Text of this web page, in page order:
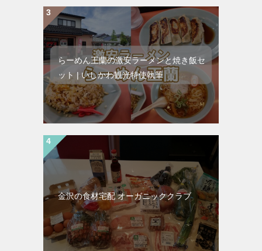
らーめん王蘭の激安ラーメンと焼き飯セ
ット | いしかわ観光特使執筆
金沢の食材宅配 オーガニッククラブ